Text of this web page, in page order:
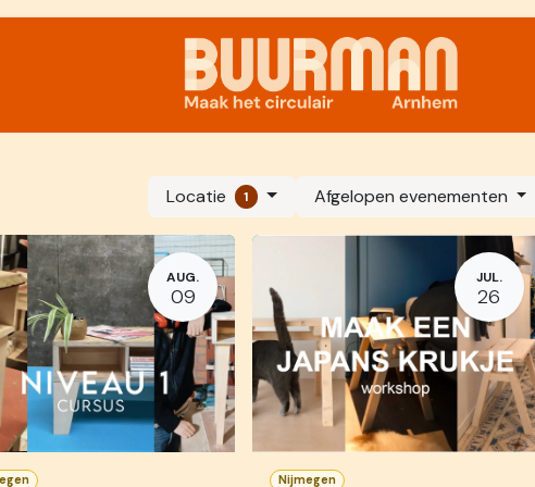
Locatie 1 Afgelopen evenementen
AUG.
09
JUL.
26
Nijmegen